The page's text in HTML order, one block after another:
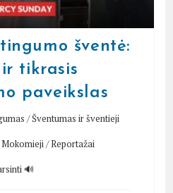
šventė:
tikrasis
paveikslas
/Šventumas ir šventieji
Mokomieji/Reportažai
🔊